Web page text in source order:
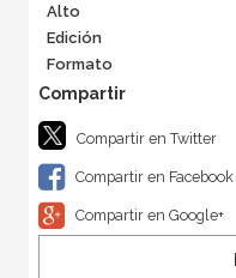
Alto
Edición
Formato
Compartir en Twitter
Compartir en Facebook
Compartir en Google+